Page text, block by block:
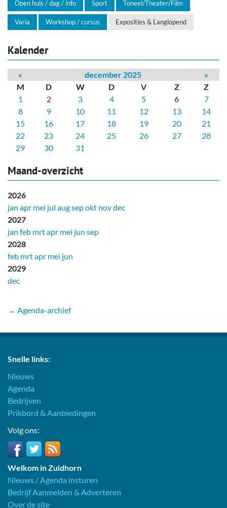
Open huis / dag / info Sport Toneel/Theater/Film
Varia Workshop / cursus Exposities & Langlopend
Kalender
« december 2025
»
M
D W D V Z
Z
1
2 3 4 5 6
7
8
9 10 11 12 13
14
15
16 17 18 19 20
21
22
23 24 25 26 27
28
29
30 31
Maand-overzicht
2026
jan apr mei jul augsepokt novdec
2027
jan feb mrtapr mei jun sep
2028
feb mrtapr mei jun
2029
dec
→ Agenda-archief
Snelle links:
Nieuws
Agenda
Bedrijven
Prikbord & Aanbiedingen
Volg ons:
Welkom in Zuidhorn
Nieuws / Agenda insturen
Bedrijf Aanmelden & Adverteren
Over de site